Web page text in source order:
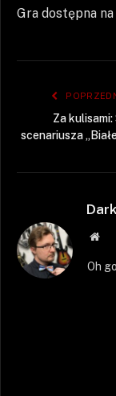
Gra dostępna
Za kulisami:
scenariusza
Oh